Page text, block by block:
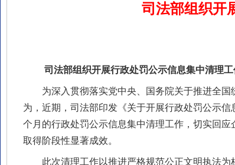
司法部组织开
司法部组织开展行政处罚公示信息集中清理工
为深入贯彻落实党中央、国务院关于推进全国
为，近期，司法部印发《关于开展行政处罚公示
个月的行政处罚公示信息集中清理工作，切实回
取得阶段性显著成效。
此次清理工作以推进严格规范公正文明执法为